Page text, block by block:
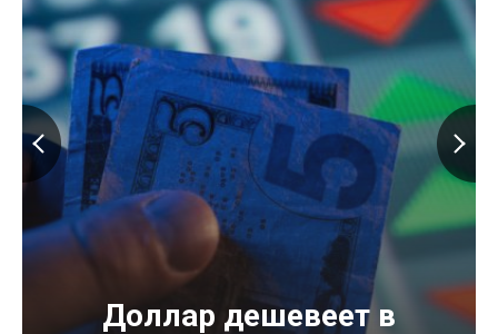
Доллар дешевеет в